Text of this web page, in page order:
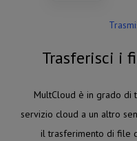
Trasferisci i
MultCloud è in grado di
servizio cloud a un altro
il trasferimento di file